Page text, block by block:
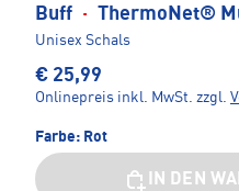
Buff · ThermoNet®
Unisex Schals
€ 25,99
Onlinepreis inkl. MwSt. zzgl.
Farbe: Rot
IN DEN